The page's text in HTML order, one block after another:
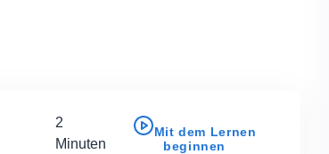
2
Minuten
Mit dem Lernen
beginnen